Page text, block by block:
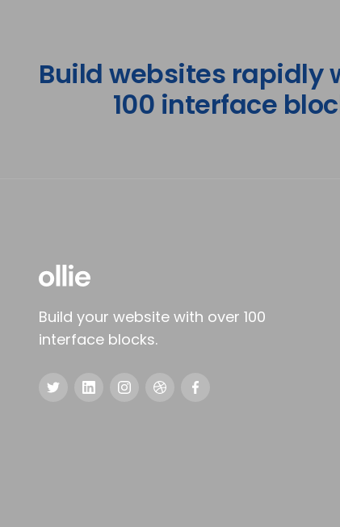
Build websites rapidly
100 interface
Build your website with over 100
interface blocks.